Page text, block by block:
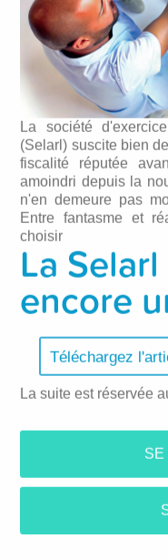
La société
(Selarl) suscite bien
fiscalité réputée
amoindri depuis la
n'en demeure pas
Entre fantasme et
choisir
La
encore
Téléchargez
La suite est réservée
SE